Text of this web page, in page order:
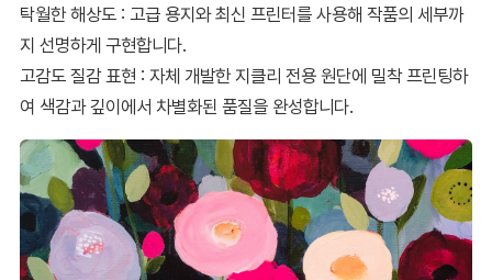
탁월한 해상도 : 고급 용지와 최신 프린터를 사용해 작품의 세부까
지 선명하게 구현합니다.
고감도 질감 표현 : 자체 개발한 지클리 전용 원단에 밀착 프린팅하
여 색감과 깊이에서 차별화된 품질을 완성합니다.